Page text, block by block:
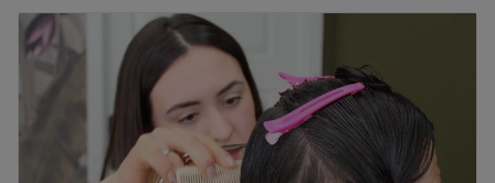
Dinsdag
Woensdag
Donderdag
09:00–
Vrijdag
09:00–19:00
09:00 – 20:00
Zondag
09:00 20:00